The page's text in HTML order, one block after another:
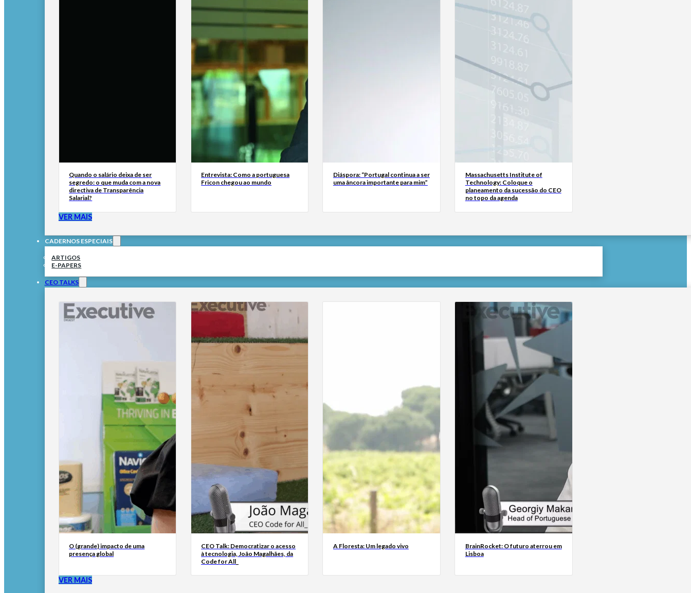
Quando o salário deixa de ser
segredo: o que muda com a nova
directiva de Transparência
Salarial?
Entrevista: Como a portuguesa
Fricon chegou ao mundo
Diáspora: “Portugal continua a ser
uma âncora importante para mim”
Massachusetts Institute of
Technology: Coloque o
planeamento da sucessão do CEO
no topo da agenda
VER MAIS
CADERNOS ESPECIAIS
ARTIGOS
E-PAPERS
CEO TALKS
O (grande) impacto de uma
presença global
CEO Talk: Democratizar o acesso
à tecnologia, João Magalhães, da
Code for All_
A Floresta: Um legado vivo
BrainRocket: O futuro aterrou em
Lisboa
VER MAIS